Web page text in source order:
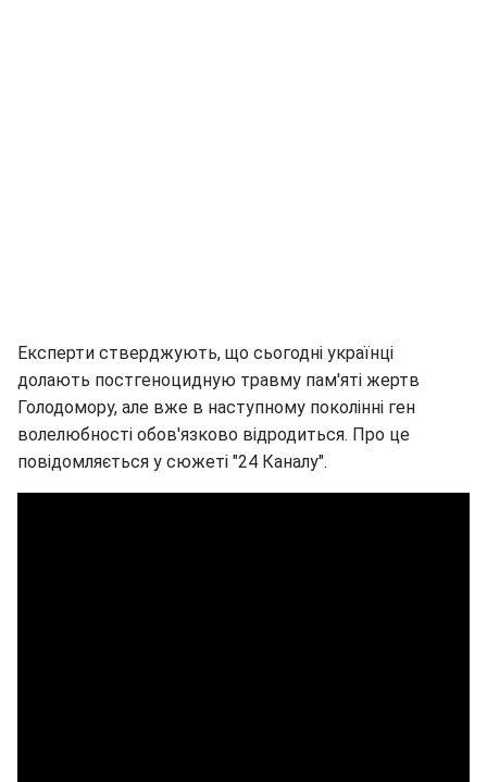
Експерти стверджують, що сьогодні українці
долають постгеноцидную травму пам'яті жертв
Голодомору, але вже в наступному поколінні ген
волелюбності обов'язково відродиться. Про це
повідомляється у сюжеті "24 Каналу".